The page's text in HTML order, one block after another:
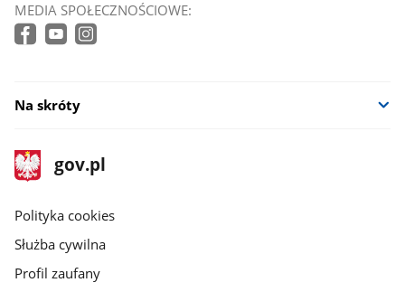
MEDIA SPOŁECZNOŚCIOWE:
Na skróty
stopka
gov.pl
Strona
gov.pl
gov.pl
Polityka cookies
Służba cywilna
Profil zaufany